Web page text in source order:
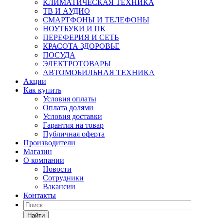
КЛИМАТИЧЕСКАЯ ТЕХНИКА
ТВ И AУДИО
СМАРТФОНЫ И ТЕЛЕФОНЫ
НОУТБУКИ И ПК
ПЕРЕФЕРИЯ И СЕТЬ
КРАСОТА ЗДОРОВЬЕ
ПОСУДА
ЭЛЕКТРОТОВАРЫ
АВТОМОБИЛЬНАЯ ТЕХНИКА
Акции
Как купить
Условия оплаты
Оплата долями
Условия доставки
Гарантия на товар
Публичная оферта
Производители
Магазин
О компании
Новости
Сотрудники
Вакансии
Контакты
Найти